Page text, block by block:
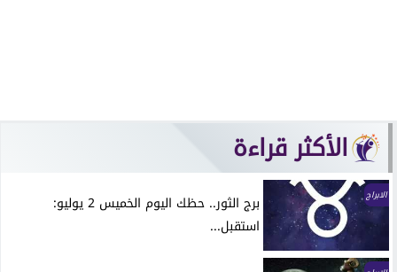
الأكثر قراءة
الابراج
برج الثور.. حظك اليوم الخميس 2 يوليو:
استقبل...